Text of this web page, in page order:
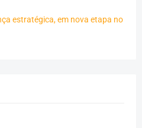
estratégica, em nova etapa no